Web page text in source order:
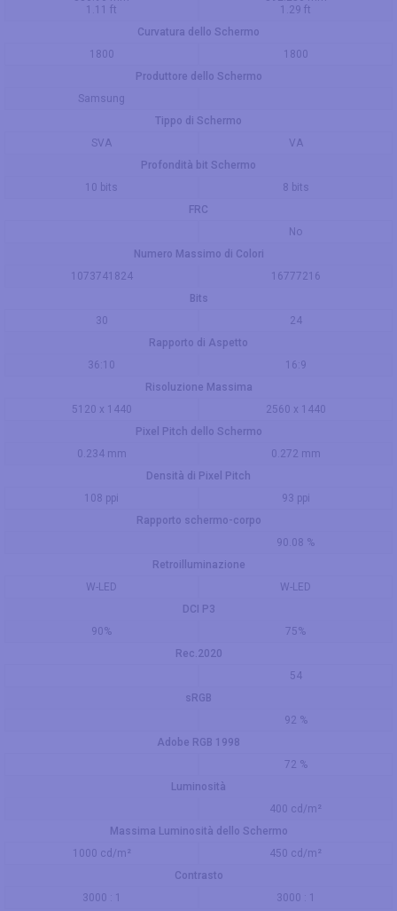
1.11 ft
1.29 ft
Curvatura dello Schermo
1800
1800
Produttore dello Schermo
Samsung
Tippo di Schermo
SVA
VA
Profondità bit Schermo
10 bits
8 bits
FRC
No
Numero Massimo di Colori
1073741824
16777216
Bits
30
24
Rapporto di Aspetto
36:10
16:9
Risoluzione Massima
5120 x 1440
2560 x 1440
Pixel Pitch dello Schermo
0.234 mm
0.272 mm
Densità di Pixel Pitch
108 ppi
93 ppi
Rapporto schermo-corpo
90.08 %
Retroilluminazione
W-LED
W-LED
DCI P3
90%
75%
Rec.2020
54
sRGB
92 %
Adobe RGB 1998
72 %
Luminosità
400 cd/m²
Massima Luminosità dello Schermo
1000 cd/m²
450 cd/m²
Contrasto
3000 : 1
3000 : 1